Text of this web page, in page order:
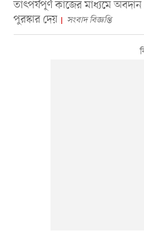
তাৎপর্যপূর্ণ কাজের মাধ্যমে
পুরস্কার দেয়
সংবাদ বিজ্ঞপ্তি